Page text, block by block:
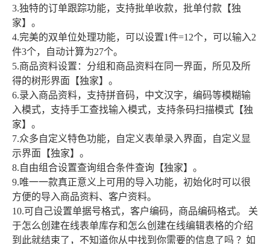
3.独特的订单跟踪功能，支持批单收款，批单付款【独
家】。
4.完美的双单位处理功能，可以设置1件=12个，可以输入2
件3个，自动计算为27个。
5.商品资料设置：分组和商品资料在同一界面，所见及所
得的树形界面【独家】。
6.录入商品资料，支持拼音码，中文汉字，编码等模糊输
入模式，支持手工查找输入模式，支持条码扫描模式【独
家】。
7.众多自定义特色功能，自定义表单录入界面，自定义显
示界面【独家】。
8.自由组合设置查询组合条件查询【独家】。
9.唯一一款真正意义上可用的导入功能，初始化时可以很
方便的导入商品资料、客户资料。
10.可自己设置单据号格式，客户编码，商品编码格式。 关
于怎么创建在线表单库存和怎么创建在线编辑表格的介绍
到此就结束了，不知道你从中找到你需要的信息了吗 ？如